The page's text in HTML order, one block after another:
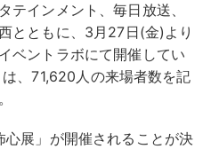
テインメント、毎日放送、
とともに、3月27日(金)より
ベントラボにて開催してい
、71,620人の来場者数を記
展」が開催されることが決